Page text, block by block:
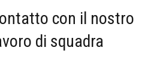
con il nostro
di squadra